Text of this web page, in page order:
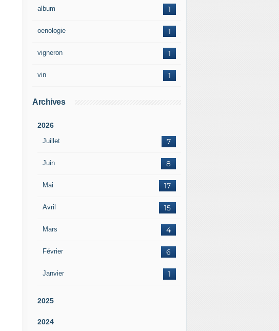
1
album
1
oenologie
1
vigneron
1
vin
Archives
2026
Juillet 7
Juin 8
Mai 17
Avril 15
Mars 4
Février 6
Janvier 1
2025
2024